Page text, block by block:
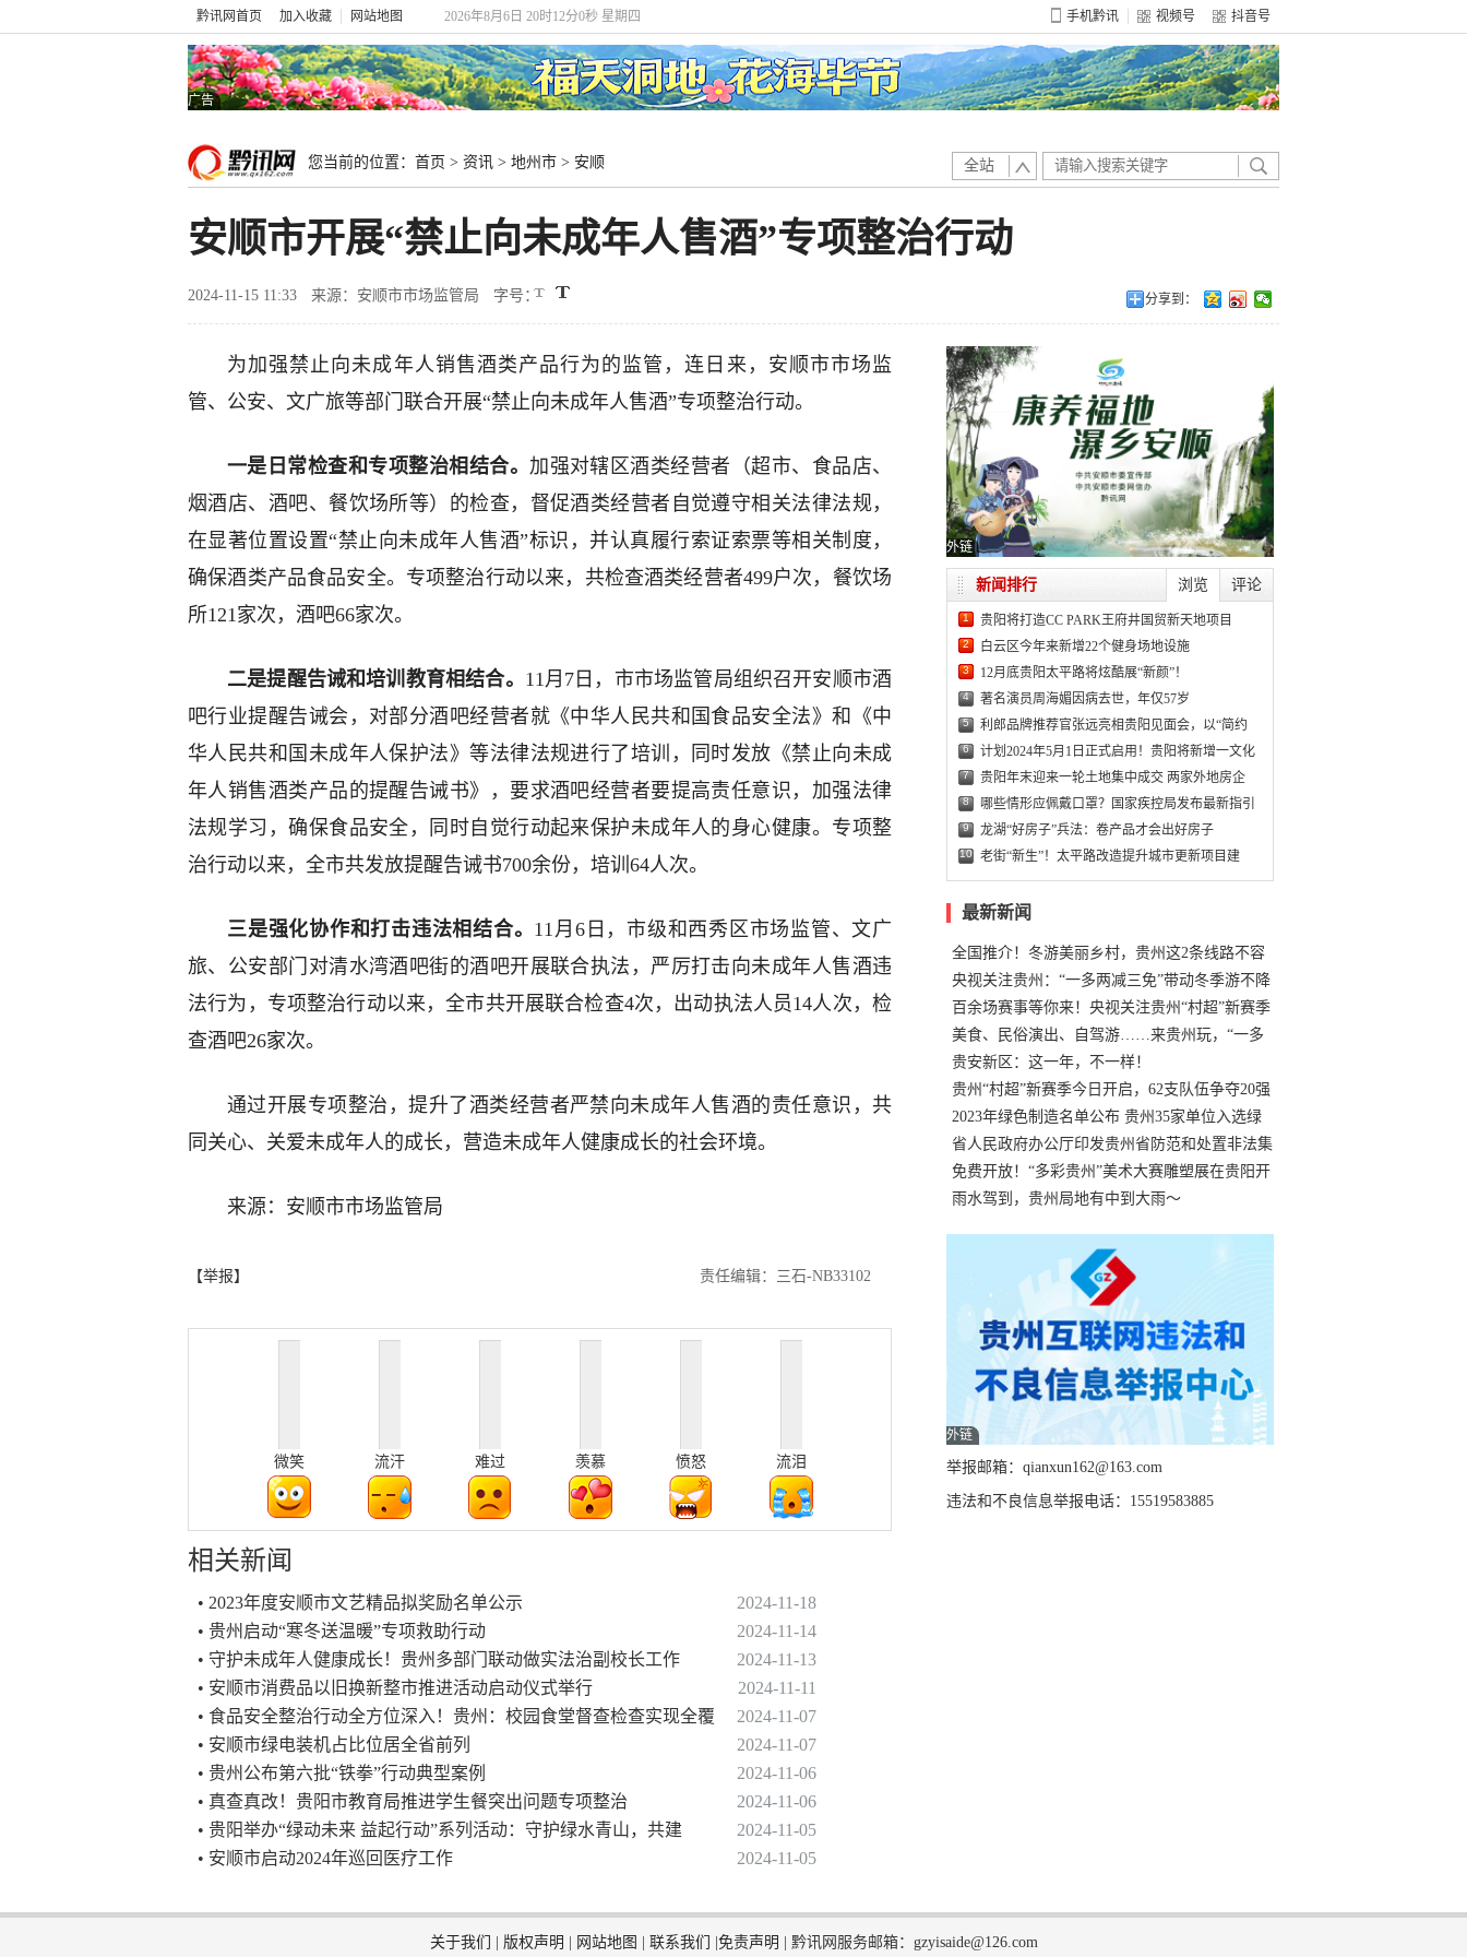
黔讯网首页 加入收藏 网站地图 2026年8月6日 20时12分1秒 星期四 手机黔讯 视频号 抖音号
广告
您当前的位置： 首页 > 资讯 > 地州市 > 安顺 全站
安顺市开展“禁止向未成年人售酒”专项整治行动
2024-11-15 11:33 来源：安顺市市场监管局 字号： 分享到：
为加强禁止向未成年人销售酒类产品行为的监管，连日来，安顺市市场监
管、公安、文广旅等部门联合开展“禁止向未成年人售酒”专项整治行动。
一是日常检查和专项整治相结合。 加强对辖区酒类经营者（超市、食品店、
烟酒店、酒吧、餐饮场所等）的检查，督促酒类经营者自觉遵守相关法律法规，
在显著位置设置“禁止向未成年人售酒”标识，并认真履行索证索票等相关制度，
确保酒类产品食品安全。专项整治行动以来，共检查酒类经营者499户次，餐饮场
所121家次，酒吧66家次。
二是提醒告诫和培训教育相结合。 11月7日，市市场监管局组织召开安顺市酒
吧行业提醒告诫会，对部分酒吧经营者就《中华人民共和国食品安全法》和《中
华人民共和国未成年人保护法》等法律法规进行了培训，同时发放《禁止向未成
年人销售酒类产品的提醒告诫书》，要求酒吧经营者要提高责任意识，加强法律
法规学习，确保食品安全，同时自觉行动起来保护未成年人的身心健康。专项整
治行动以来，全市共发放提醒告诫书700余份，培训64人次。
三是强化协作和打击违法相结合。 11月6日，市级和西秀区市场监管、文广
旅、公安部门对清水湾酒吧街的酒吧开展联合执法，严厉打击向未成年人售酒违
法行为，专项整治行动以来，全市共开展联合检查4次，出动执法人员14人次，检
查酒吧26家次。
通过开展专项整治，提升了酒类经营者严禁向未成年人售酒的责任意识，共
同关心、关爱未成年人的成长，营造未成年人健康成长的社会环境。
来源：安顺市市场监管局
【举报】 责任编辑：三石-NB33102
微笑 流汗 难过 羡慕 愤怒 流泪
相关新闻
• 2023年度安顺市文艺精品拟奖励名单公示
2024-11-18
• 贵州启动“寒冬送温暖”专项救助行动
2024-11-14
• 守护未成年人健康成长！贵州多部门联动做实法治副校长工作
2024-11-13
• 安顺市消费品以旧换新整市推进活动启动仪式举行
2024-11-11
• 食品安全整治行动全方位深入！贵州：校园食堂督查检查实现全覆
2024-11-07
• 安顺市绿电装机占比位居全省前列
2024-11-07
• 贵州公布第六批“铁拳”行动典型案例
2024-11-06
• 真查真改！贵阳市教育局推进学生餐突出问题专项整治
2024-11-06
• 贵阳举办“绿动未来 益起行动”系列活动：守护绿水青山，共建
2024-11-05
• 安顺市启动2024年巡回医疗工作
2024-11-05
外链
浏览 评论
新闻排行
1 贵阳将打造CC PARK王府井国贸新天地项目
2 白云区今年来新增22个健身场地设施
3 12月底贵阳太平路将炫酷展“新颜”！
4 著名演员周海媚因病去世，年仅57岁
5 利郎品牌推荐官张远亮相贵阳见面会，以“简约
6 计划2024年5月1日正式启用！贵阳将新增一文化
7 贵阳年末迎来一轮土地集中成交 两家外地房企
8 哪些情形应佩戴口罩？国家疾控局发布最新指引
9 龙湖“好房子”兵法：卷产品才会出好房子
10 老街“新生”！太平路改造提升城市更新项目建
最新新闻
全国推介！冬游美丽乡村，贵州这2条线路不容
错过
央视关注贵州：“一多两减三免”带动冬季游不降
温
百余场赛事等你来！央视关注贵州“村超”新赛季
正式“打响”
美食、民俗演出、自驾游……来贵州玩，“一多
两减三免”！
贵安新区：这一年，不一样！
贵州“村超”新赛季今日开启，62支队伍争夺20强
名额
2023年绿色制造名单公布 贵州35家单位入选绿
色工厂
省人民政府办公厅印发贵州省防范和处置非法集
资工作实施细则
免费开放！“多彩贵州”美术大赛雕塑展在贵阳开
展，持续至1月19日
雨水驾到，贵州局地有中到大雨～
外链
举报邮箱：qianxun162@163.com
违法和不良信息举报电话：15519583885
关于我们 版权声明 网站地图 联系我们 免责声明 黔讯网服务邮箱：gzyisaide@126.com